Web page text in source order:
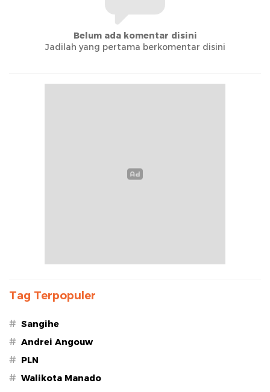
Belum ada komentar disini
Jadilah yang pertama berkomentar disini
Tag Terpopuler
# Sangihe
# Andrei Angouw
# PLN
# Walikota Manado